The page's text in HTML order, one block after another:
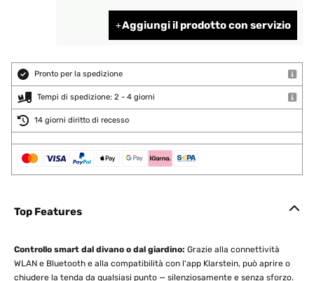
Aggiungi il prodotto con servizio
Pronto per la spedizione
Tempi di spedizione: 2 - 4 giorni
14 giorni diritto di recesso
Top Features
Controllo smart dal divano o dal giardino: Grazie alla connettività
WLAN e Bluetooth e alla compatibilità con l'app Klarstein, può aprire o
chiudere la tenda da qualsiasi punto — silenziosamente e senza sforzo.